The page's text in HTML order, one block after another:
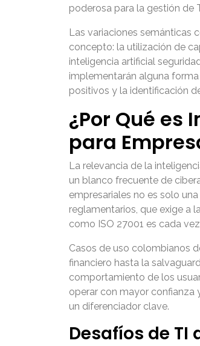
poderosa para la gestión de
Las variaciones semánticas
concepto: la utilización de
inteligencia artificial
implementarán alguna
positivos y la identificación
¿Por Qué
para
La relevancia de la
un blanco frecuente de
empresariales no es solo
reglamentarios, que exige a
como ISO 27001 es cada
Casos de uso colombianos
financiero hasta la
comportamiento de los
operar con mayor confianza
un diferenciador clave.
Desafíos de TI